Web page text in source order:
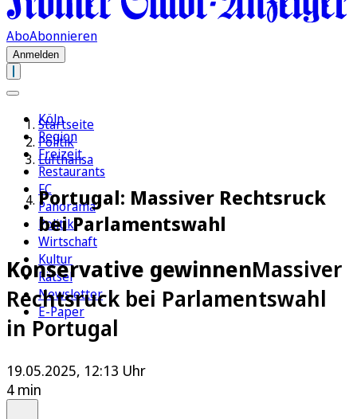
AboAbonnieren
Anmelden
Köln
Region
Freizeit
Restaurants
FC
Panorama
Politik
Wirtschaft
Kultur
Rätsel
Newsletter
E-Paper
Startseite
Politik
Lufthansa
Portugal: Massiver Rechtsruck
bei Parlamentswahl
Konservative gewinnenMassiver
Rechtsruck bei Parlamentswahl
in Portugal
19.05.2025, 12:13 Uhr
4 min